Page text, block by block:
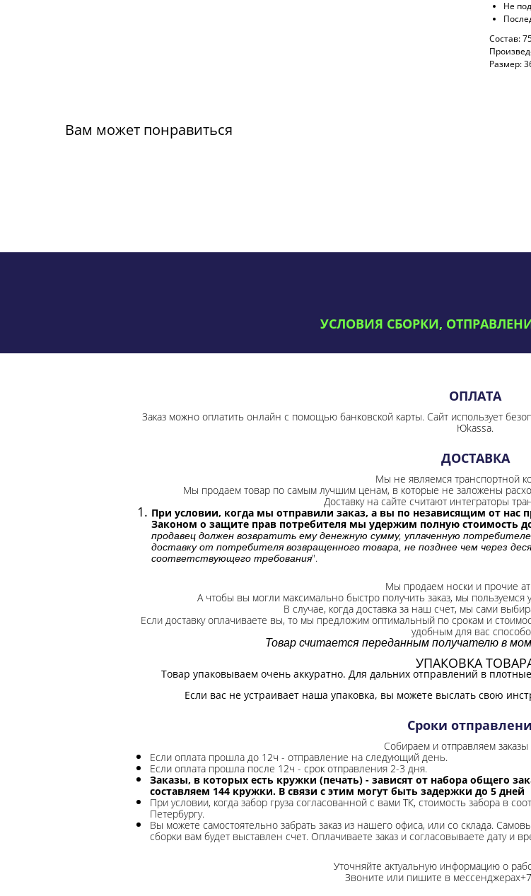
Не
Состав:
Размер:
Вам может понравиться
УСЛОВИЯ СБОРКИ,
ОПЛАТА
Заказ можно оплатить онлайн с помощью банковской карты. Сайт использует
Юkassa.
ДОСТАВКА
Мы не являемся транспортной
Мы продаем товар по самым лучшим ценам, в которые не заложены
Доставку на сайте считают интеграторы
При условии, когда мы отправили заказ, а вы по независящим от нас
Законом о защите прав потребителя мы удержим полную стоимость
продавец должен возвратить ему денежную сумму, уплаченную
доставку от потребителя возвращенного товара, не позднее чем через
соответствующего требования".
Мы продаем носки и прочие
А чтобы вы могли максимально быстро получить заказ, мы
В случае, когда доставка за наш счет, мы сами
Если доставку оплачиваете вы, то мы предложим оптимальный по срокам и
удобным для вас
Товар считается переданным получателю в
УПАКОВКА
Товар упаковываем очень аккуратно. Для дальних отправлений в
Если вас не устраивает наша упаковка, вы можете выслать свою
Сроки
Собираем и отправляем заказы
Если оплата прошла до 12ч - отправление на следующий день.
Если оплата прошла после 12ч - срок отправления 2-3 дня.
Заказы, в которых есть кружки (печать) - зависят от набора общего
составляем 144 кружки. В связи с этим могут быть задержки до 5 дней
При условии, когда забор груза согласованной с вами ТК, стоимость забора в
Петербургу.
Вы можете самостоятельно забрать заказ из нашего офиса, или со склада.
сборки вам будет выставлен счет. Оплачиваете заказ и согласовываете дату и
Уточняйте актуальную информацию о
Звоните или пишите в